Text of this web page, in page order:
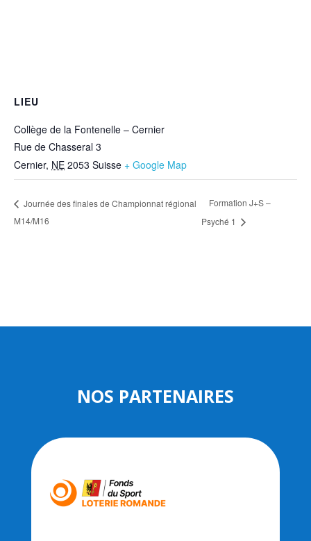
LIEU
Collège de la Fontenelle – Cernier
Rue de Chasseral 3
Cernier, NE 2053 Suisse + Google Map
Journée des finales de Championnat régional
M14/M16
Formation J+S –
Psyché 1
NOS PARTENAIRES